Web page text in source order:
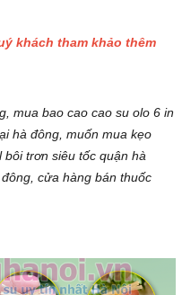
khách tham khảo thêm
mua bao cao cao su olo 6 in
hà đông, muốn mua kẹo
trơn siêu tốc quận hà
cửa hàng bán thuốc